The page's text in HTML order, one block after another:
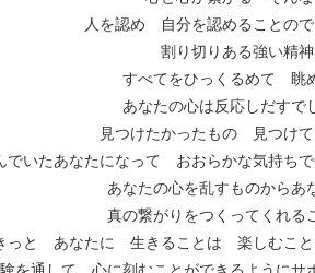
人を認め 自分を認めることので
割り切りある強い精神
すべてをひっくるめて 眺
あなたの心は反応しだすで
見つけたかったもの 見つけて
でいたあなたになって おおらかな気持ちで
あなたの心を乱すものからあ
真の繋がりをつくってくれる
っと あなたに 生きることは 楽しむこと